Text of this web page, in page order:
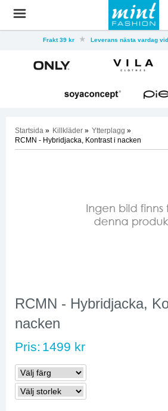
Frakt 39 kr Leverans nästa vardag
Startsida » Killkläder » Ytterplagg »
RCMN - Hybridjacka, Kontrast i nacken
RCMN - Hybridjacka,
nacken
Pris: 1499 kr